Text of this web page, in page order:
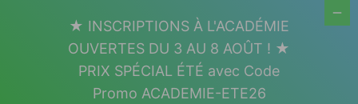
★ INSCRIPTIONS À L'ACADÉMIE
OUVERTES DU 3 AU 8 AOÛT ! ★
PRIX SPÉCIAL ÉTÉ avec Code
Promo ACADEMIE-ETE26